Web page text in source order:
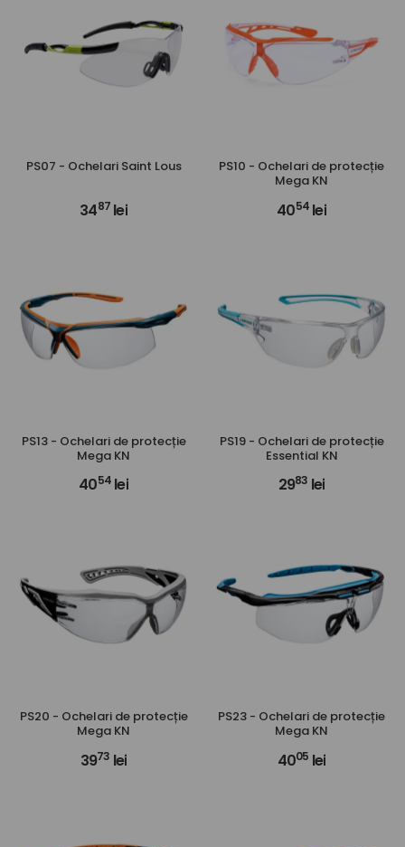
PS07 - Ochelari Saint Lous
3487 lei
PS10 - Ochelari de protecție
Mega KN
4054 lei
PS13 - Ochelari de protecție
Mega KN
4054 lei
PS19 - Ochelari de protecție
Essential KN
2983 lei
PS20 - Ochelari de protecție
Mega KN
3973 lei
PS23 - Ochelari de protecție
Mega KN
4005 lei